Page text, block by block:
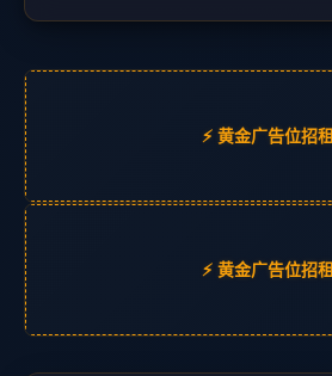
⚡ 黄金广告位招租
⚡ 黄金广告位招租